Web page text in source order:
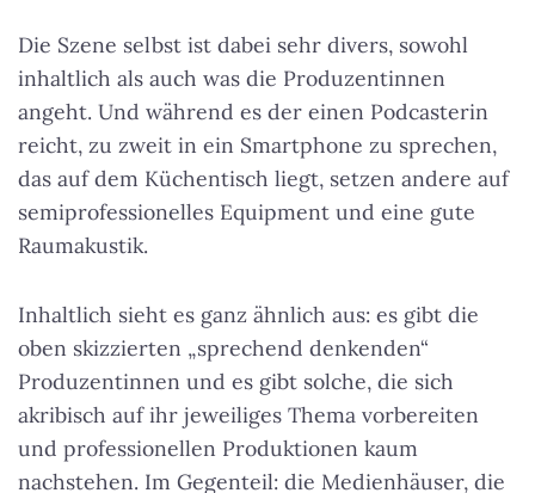
Die Szene selbst ist dabei sehr divers, sowohl
inhaltlich als auch was die Produzentinnen
angeht. Und während es der einen Podcasterin
reicht, zu zweit in ein Smartphone zu sprechen,
das auf dem Küchentisch liegt, setzen andere auf
semiprofessionelles Equipment und eine gute
Raumakustik.
Inhaltlich sieht es ganz ähnlich aus: es gibt die
oben skizzierten „sprechend denkenden“
Produzentinnen und es gibt solche, die sich
akribisch auf ihr jeweiliges Thema vorbereiten
und professionellen Produktionen kaum
nachstehen. Im Gegenteil: die Medienhäuser, die